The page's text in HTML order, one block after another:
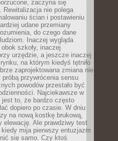
zaczyna się
Rewitalizacja nie polega
ścian i postawieniu
udane przemiany
do czego dane
Inaczej wygląda
szkoły, inaczej
urzędzie, a jeszcze inaczej
na którym kiedyś tętniło
zaprojektowana zmiana nie
przywrócenia sensu
powodów przestało być
Najciekawsze w
jest to, że bardzo często
dopiero po czasie. W dniu
na nową kostkę brukową,
elewację. Ale prawdziwy test
mija pierwszy entuzjazm
się samo. Czy ktoś